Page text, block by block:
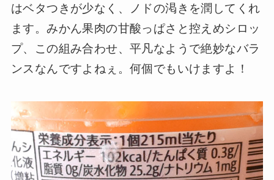
はベタつきが少なく、ノドの渇きを潤してくれ
ます。みかん果肉の甘酸っぱさと控えめシロッ
プ、この組み合わせ、平凡なようで絶妙なバラ
ンスなんですよねぇ。何個でもいけますよ！